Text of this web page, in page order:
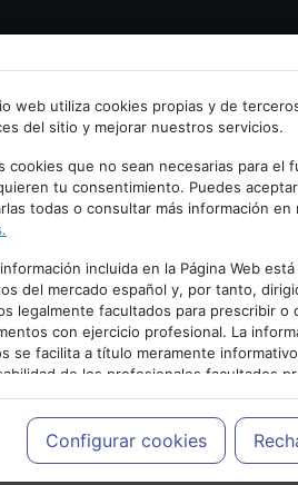
a psiquiatria.com
tu Email
o regístrate con tu email.
web utiliza cookies propias y de
del sitio y mejorar nuestros servicios.
cookies que no sean necesarias para el
tu consentimiento. Puedes
todas o consultar más información en
incluida en la Página Web
del mercado español y, por tanto,
legalmente facultados para prescribir o
con ejercicio profesional. La
se facilita a título meramente
de los profesionales facultados
y decidir, en cada caso concreto,
a las necesidades del paciente.
Configurar cookies
PUBLICIDAD